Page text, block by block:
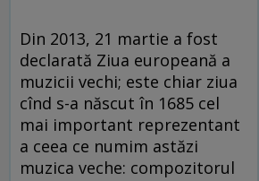
Din 2013, 21 martie a fost
declarată Ziua europeană a
muzicii vechi; este chiar ziua
cînd s-a născut în 1685 cel
mai important reprezentant
a ceea ce numim astăzi
muzica veche: compozitorul